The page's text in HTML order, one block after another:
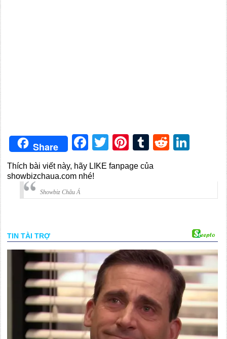
Share Facebook
TwitterPinterest
TumblrReddit
Thích bài viết này, hãy LIKE fanpage của
showbizchaua.com nhé!
Showbiz Châu Á